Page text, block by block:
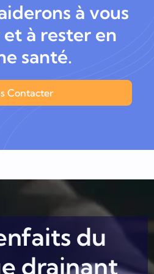
à vous
à rester en
santé.
Contacter
du
drainant